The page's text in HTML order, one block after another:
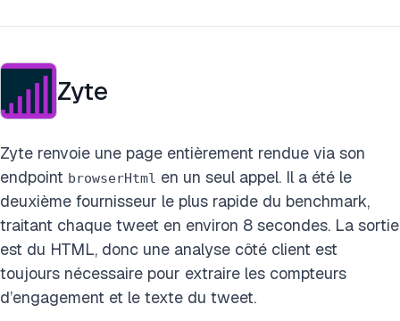
Zyte
Zyte renvoie une page entièrement rendue via son
endpoint browserHtml en un seul appel. Il a été le
deuxième fournisseur le plus rapide du benchmark,
traitant chaque tweet en environ 8 secondes. La sortie
est du HTML, donc une analyse côté client est
toujours nécessaire pour extraire les compteurs
d’engagement et le texte du tweet.